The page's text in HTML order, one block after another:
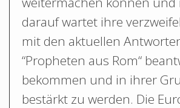
darauf wartet ihre
mit den aktuellen
“Propheten aus Rom“
bekommen und in ihrer
bestärkt zu werden. Die